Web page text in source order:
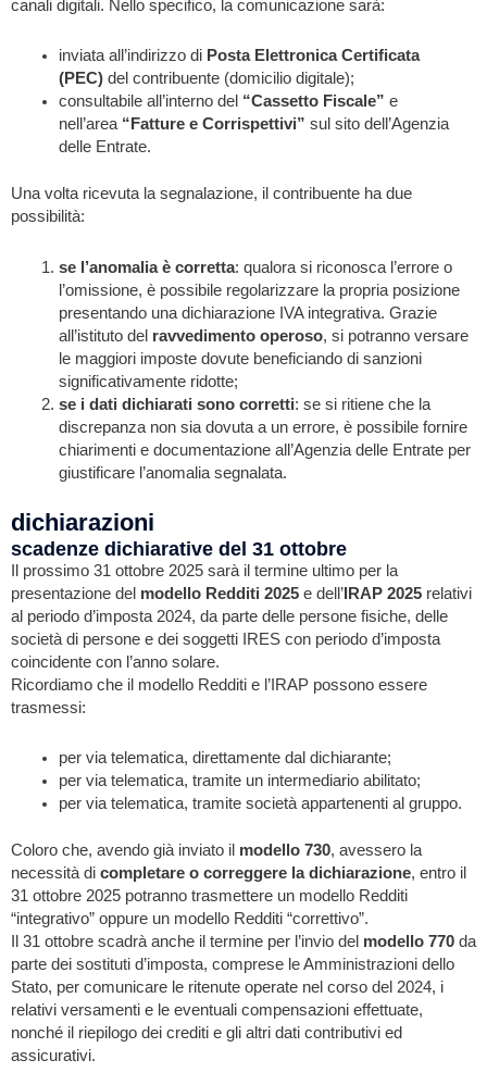
canali digitali. Nello specifico, la comunicazione sarà:
inviata all’indirizzo di Posta Elettronica Certificata
(PEC)del contribuente (domicilio digitale);
consultabile all’interno del “Cassetto Fiscale” e
nell’area “Fatture e Corrispettivi” sul sito dell’Agenzia
delle Entrate.
Una volta ricevuta la segnalazione, il contribuente ha due
possibilità:
se l’anomalia è corretta: qualora si riconosca l’errore o
l’omissione, è possibile regolarizzare la propria posizione
presentando una dichiarazione IVA integrativa. Grazie
all’istituto del ravvedimento operoso, si potranno versare
le maggiori imposte dovute beneficiando di sanzioni
significativamente ridotte;
se i dati dichiarati sono corretti: se si ritiene che la
discrepanza non sia dovuta a un errore, è possibile fornire
chiarimenti e documentazione all’Agenzia delle Entrate per
giustificare l’anomalia segnalata.
dichiarazioni
scadenze dichiarative del 31 ottobre
Il prossimo 31 ottobre 2025 sarà il termine ultimo per la
presentazione del modello Redditi 2025 e dell’ IRAP 2025 relativi
al periodo d’imposta 2024, da parte delle persone fisiche, delle
società di persone e dei soggetti IRES con periodo d’imposta
coincidente con l’anno solare.
Ricordiamo che il modello Redditi e l’IRAP possono essere
trasmessi:
per via telematica, direttamente dal dichiarante;
per via telematica, tramite un intermediario abilitato;
per via telematica, tramite società appartenenti al gruppo.
Coloro che, avendo già inviato il modello 730, avessero la
necessità di completare o correggere la dichiarazione, entro il
31 ottobre 2025 potranno trasmettere un modello Redditi
“integrativo” oppure un modello Redditi “correttivo”.
Il 31 ottobre scadrà anche il termine per l’invio del modello 770 da
parte dei sostituti d’imposta, comprese le Amministrazioni dello
Stato, per comunicare le ritenute operate nel corso del 2024, i
relativi versamenti e le eventuali compensazioni effettuate,
nonché il riepilogo dei crediti e gli altri dati contributivi ed
assicurativi.